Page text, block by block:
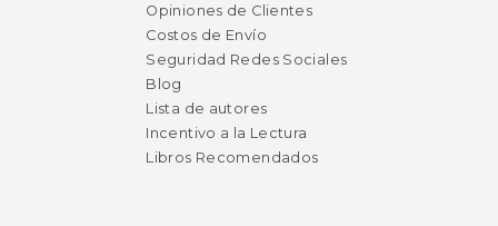
Opiniones de Clientes
Costos de Envío
Seguridad Redes Sociales
Blog
Lista de autores
Incentivo a la Lectura
Libros Recomendados